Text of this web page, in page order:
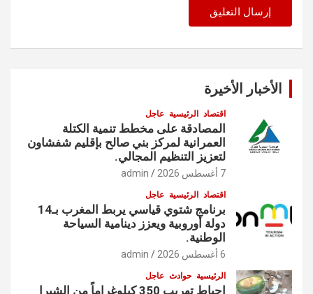
الأخبار الأخيرة
اقتصاد الرئيسية عاجل
المصادقة على مخطط تنمية الكتلة
العمرانية لمركز بني صالح بإقليم شفشاون
لتعزيز التنظيم المجالي.
7 أغسطس 2026 admin
اقتصاد الرئيسية عاجل
برنامج شتوي قياسي يربط المغرب بـ14
دولة أوروبية ويعزز دينامية السياحة
الوطنية.
6 أغسطس 2026 admin
الرئيسية حوادث عاجل
إحباط تهريب 350 كيلوغراماً من الشيرا